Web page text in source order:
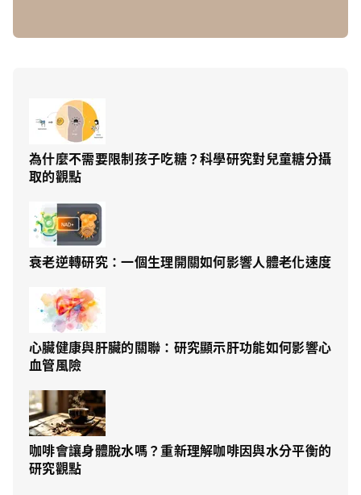
為什麼不需要限制孩子吃糖？科學研究對兒童糖分攝
取的觀點
衰老逆轉研究：一個生理開關如何影響人體老化速度
心臟健康與肝臟的關聯：研究顯示肝功能如何影響心
血管風險
咖啡會讓身體脫水嗎？重新理解咖啡因與水分平衡的
研究觀點